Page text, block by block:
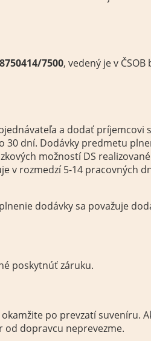
7500, vedený je v ČSOB
a dodať príjemcovi
dní. Dodávky predmetu
možností DS
v rozmedzí 5-14 pracovných
dodávky sa považuje
poskytnúť záruku.
po prevzatí suveníru.
od dopravcu neprevezme.